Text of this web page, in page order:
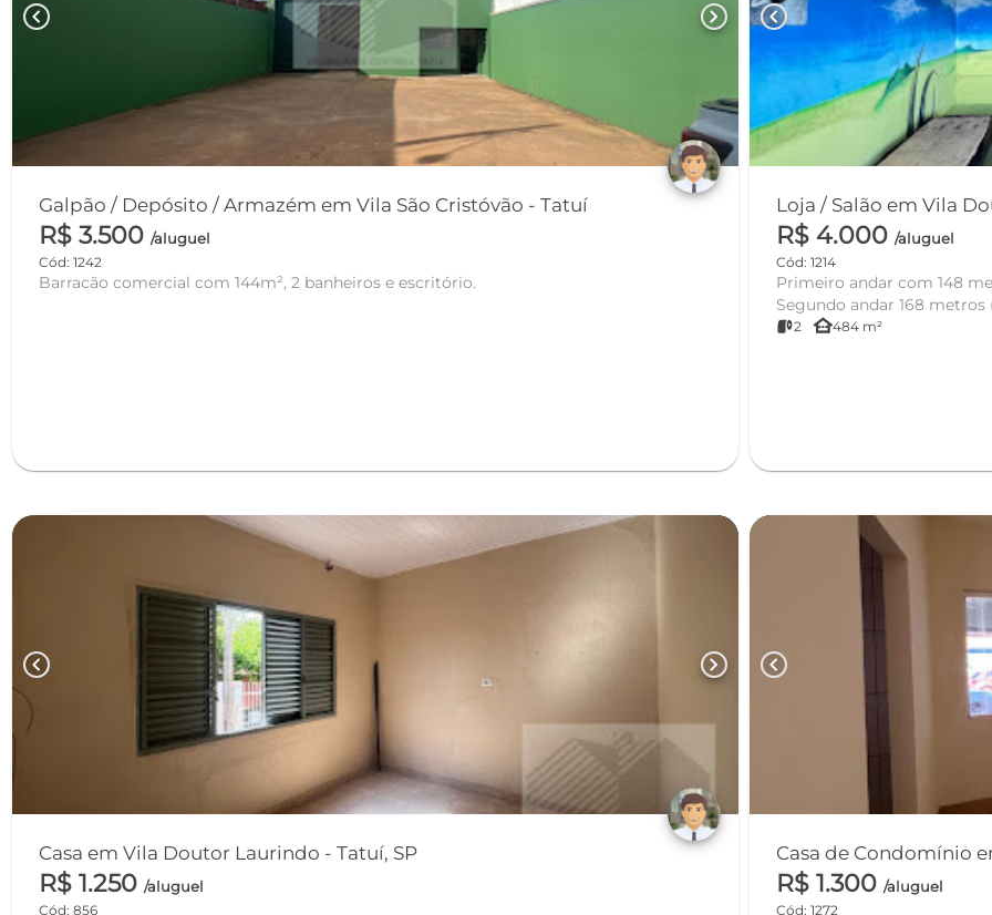
chevron_left chevron_right
Galpão / Depósito / Armazém em Vila São Cristóvão - Tatuí
R$ 3.500 /aluguel
Cód: 1242
Barracão comercial com 144m², 2 banheiros e escritório.
chevron_left
R$ 4.000/aluguel
Cód: 1214
Primeiro andar com 148
Segundo andar 168 metros
2 other_houses484 m²
chevron_left chevron_right
Casa em Vila Doutor Laurindo - Tatuí, SP
R$ 1.250 /aluguel
Cód: 856
chevron_left
Casa de Condomínio
R$ 1.300/aluguel
Cód: 1272